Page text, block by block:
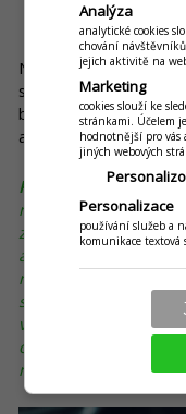
4.
Nabízením
se dokážete odlišit od
budete představovat
absolutně žádný
Příklad:
Provozujete
náhradních dílů je v
zákazníkům ale
autolékárnička nebo
nebo přilby a láhve v
sortiment může být
vašich zákazníků
o jejich auto, resp.
navštíví vás.
Analýza
analytické cookies
chování
jejich aktivitě na
Marketing
cookies slouží ke
stránkami. Účelem
hodnotnější pro
jiných webových
Personalizace
používání služeb a
komunikace textová